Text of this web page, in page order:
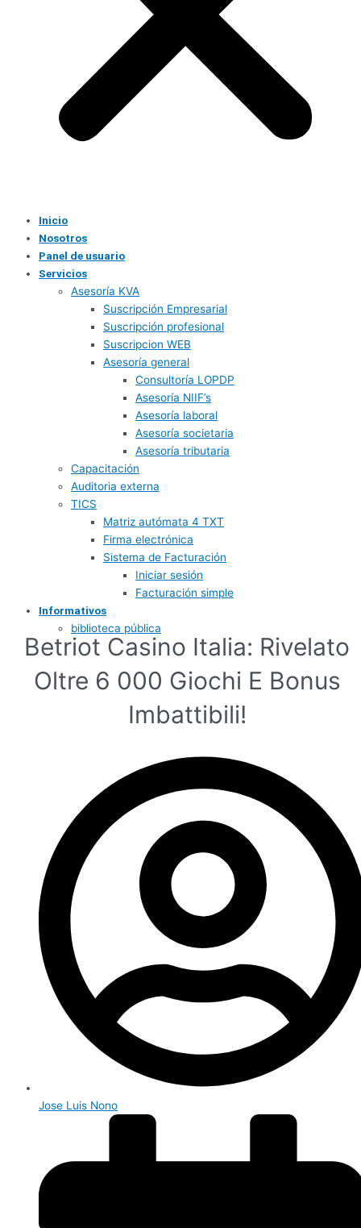
Inicio
Nosotros
Panel de usuario
Servicios
Asesoría KVA
Suscripción Empresarial
Suscripción profesional
Suscripcion WEB
Asesoría general
Consultoría LOPDP
Asesoría NIIF’s
Asesoría laboral
Asesoría societaria
Asesoría tributaria
Capacitación
Auditoria externa
TICS
Matriz autómata 4 TXT
Firma electrónica
Sistema de Facturación
Iniciar sesión
Facturación simple
Informativos
biblioteca pública
Betriot Casino Italia: Rivelato
Oltre 6 000 Giochi E Bonus
Imbattibili!
Jose Luis Nono